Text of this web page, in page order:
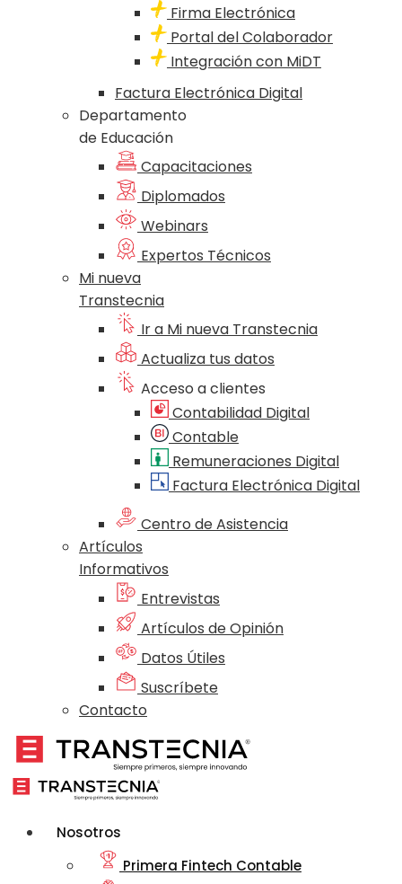
Firma Electrónica
Portal del Colaborador
Integración con MiDT
Factura Electrónica Digital
Departamento
de Educación
Capacitaciones
Diplomados
Webinars
Expertos Técnicos
Mi nueva
Transtecnia
Ir a Mi nueva Transtecnia
Actualiza tus datos
Acceso a clientes
Contabilidad Digital
Contable
Remuneraciones Digital
Factura Electrónica Digital
Centro de Asistencia
Artículos
Informativos
Entrevistas
Artículos de Opinión
Datos Útiles
Suscríbete
Contacto
Nosotros
Primera Fintech Contable